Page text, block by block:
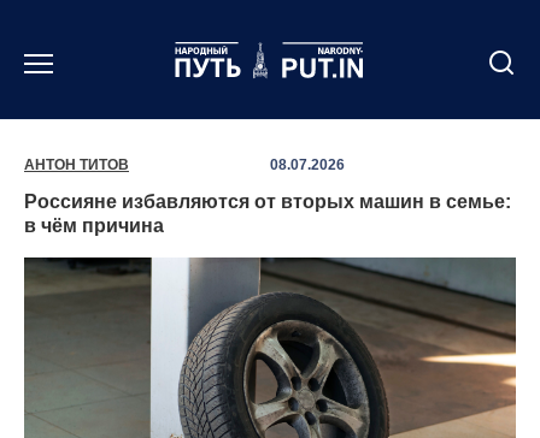
содержанию
АНТОН ТИТОВ 08.07.2026
Россияне избавляются от вторых машин в семье:
в чём причина